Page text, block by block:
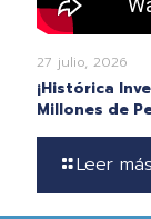
27 julio, 2026
¡Histórica
Millones de
Leer más